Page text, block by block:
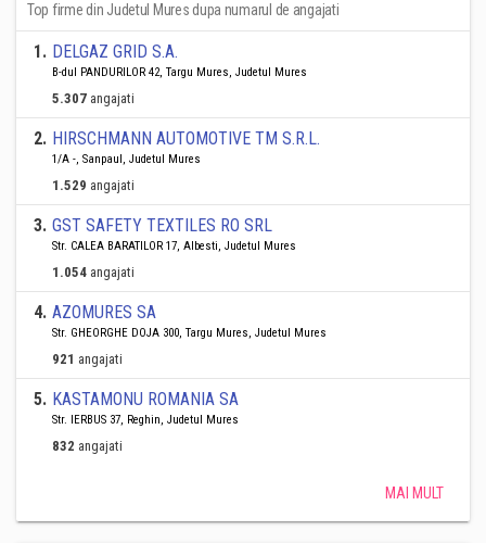
Top firme din Judetul Mures dupa numarul de angajati
1. DELGAZ GRID S.A.
B-dul PANDURILOR 42, Targu Mures, Judetul Mures
5.307 angajati
2. HIRSCHMANN AUTOMOTIVE TM S.R.L.
1/A -, Sanpaul, Judetul Mures
1.529 angajati
3. GST SAFETY TEXTILES RO SRL
Str. CALEA BARATILOR 17, Albesti, Judetul Mures
1.054 angajati
4. AZOMURES SA
Str. GHEORGHE DOJA 300, Targu Mures, Judetul Mures
921 angajati
5. KASTAMONU ROMANIA SA
Str. IERBUS 37, Reghin, Judetul Mures
832 angajati
MAI MULT